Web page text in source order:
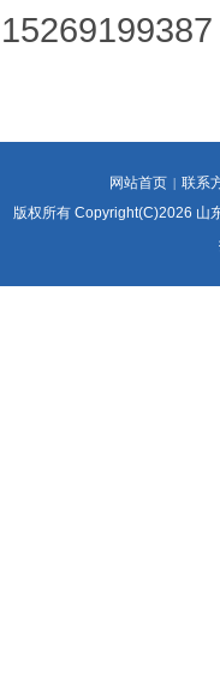
15269199387
网站首页 | 联系
版权所有 Copyright(C)2026 山